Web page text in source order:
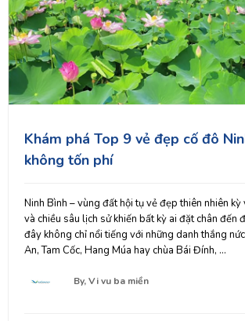
Khám phá Top 9 vẻ đẹp cố đô
không tốn phí
Ninh Bình – vùng đất hội tụ vẻ đẹp thiên nhiên
và chiều sâu lịch sử khiến bất kỳ ai đặt chân đến
đây không chỉ nổi tiếng với những danh thắng
An, Tam Cốc, Hang Múa hay chùa Bái Đính, ...
By,Vi vu ba miền